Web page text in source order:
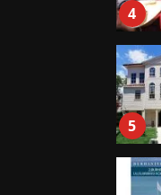
4
5